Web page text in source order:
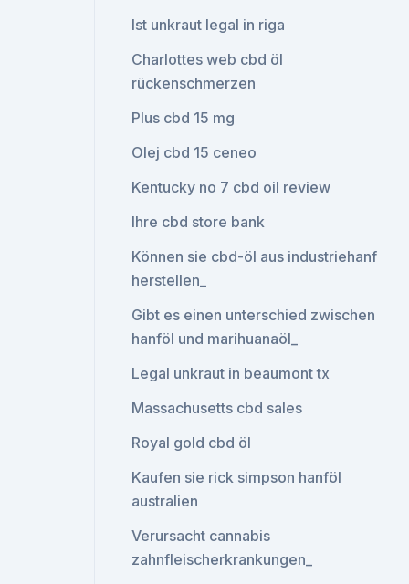
Ist unkraut legal in riga
Charlottes web cbd öl
rückenschmerzen
Plus cbd 15 mg
Olej cbd 15 ceneo
Kentucky no 7 cbd oil review
Ihre cbd store bank
Können sie cbd-öl aus industriehanf
herstellen_
Gibt es einen unterschied zwischen
hanföl und marihuanaöl_
Legal unkraut in beaumont tx
Massachusetts cbd sales
Royal gold cbd öl
Kaufen sie rick simpson hanföl
australien
Verursacht cannabis
zahnfleischerkrankungen_